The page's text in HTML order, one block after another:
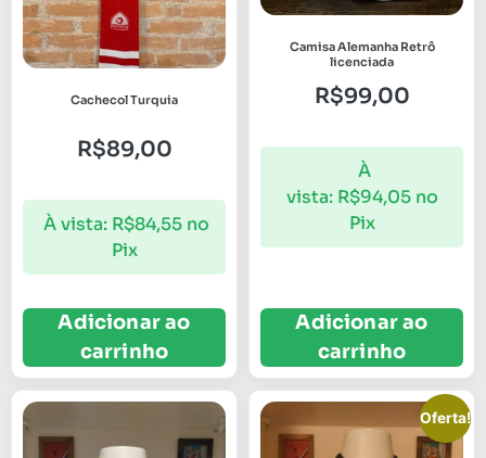
Cachecol Turquia
R$89,00
À vista: R$84,55 no
Pix
Adicionar ao
carrinho
Camisa Alemanha Retrô
licenciada
R$99,00
À
vista: R$94,05 no
Pix
Adicionar ao
carrinho
Oferta!